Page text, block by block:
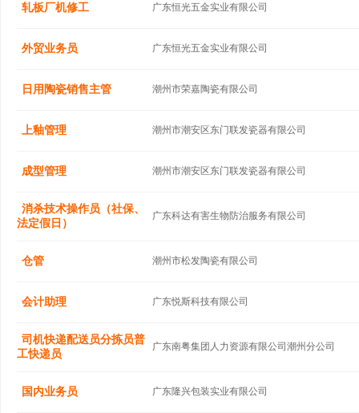
轧板厂机修工 广东恒光五金实业有限公司
外贸业务员 广东恒光五金实业有限公司
日用陶瓷销售主管 潮州市荣嘉陶瓷有限公司
上釉管理 潮州市潮安区东门联发瓷器有限公司
成型管理 潮州市潮安区东门联发瓷器有限公司
消杀技术操作员（社保、
法定假日）
广东科达有害生物防治服务有限公司
仓管 潮州市松发陶瓷有限公司
会计助理 广东悦斯科技有限公司
司机快递配送员分拣员普
工快递员
广东南粤集团人力资源有限公司潮州分公司
国内业务员 广东隆兴包装实业有限公司